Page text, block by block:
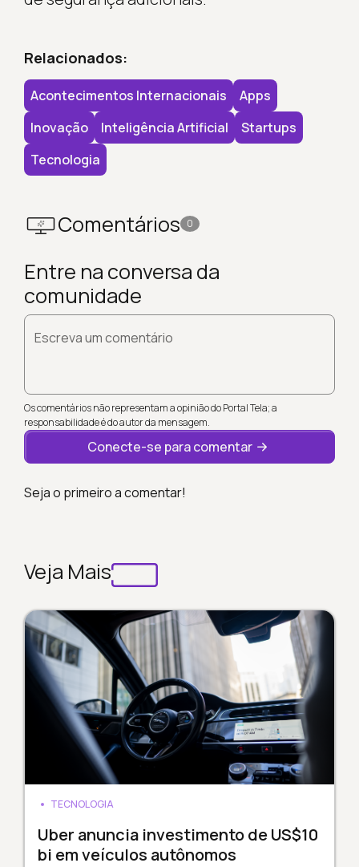
Relacionados:
Acontecimentos Internacionais
Apps
Inovação
Inteligência Artificial
Startups
Tecnologia
Comentários 0
Entre na conversa da
comunidade
Escreva um comentário
Os comentários não representam a opinião do Portal Tela; a
responsabilidade é do autor da mensagem.
Conecte-se para comentar
Seja o primeiro a comentar!
Veja Mais
TECNOLOGIA
Uber anuncia investimento de US$10
bi em veículos autônomos